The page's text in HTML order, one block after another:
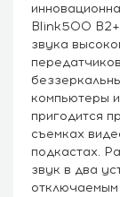
Blink500
звука
компьютеры
пригодится
съемках
подкастах.
звук в два